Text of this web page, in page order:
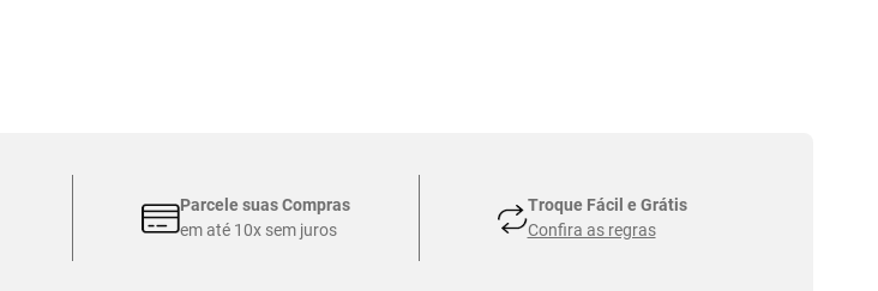
Parcele suas Compras
em até 10x sem juros
Troque Fácil e Grátis
Confira as regras